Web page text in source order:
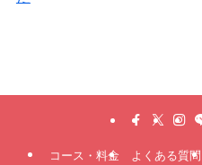
コース・料金 よくある質問